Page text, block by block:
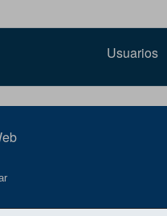
Usuarios